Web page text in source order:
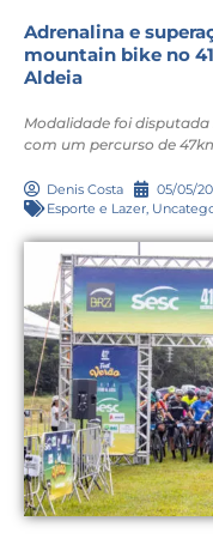
Adrenalina e
mountain bike no
Aldeia
Modalidade foi
com um percurso de
Denis Costa 05/05/
Esporte e Lazer